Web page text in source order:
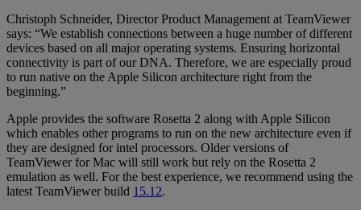
Christoph Schneider, Director Product Management at TeamViewer
says: “We establish connections between a huge number of different
devices based on all major operating systems. Ensuring horizontal
connectivity is part of our DNA. Therefore, we are especially proud
to run native on the Apple Silicon architecture right from the
beginning.”
Apple provides the software Rosetta 2 along with Apple Silicon
which enables other programs to run on the new architecture even if
they are designed for intel processors. Older versions of
TeamViewer for Mac will still work but rely on the Rosetta 2
emulation as well. For the best experience, we recommend using the
latest TeamViewer build 15.12.